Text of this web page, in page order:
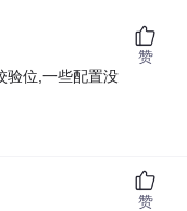
验位,一些配置没
赞
赞